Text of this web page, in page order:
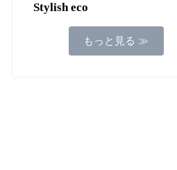
Stylish eco
もっと見る ≫